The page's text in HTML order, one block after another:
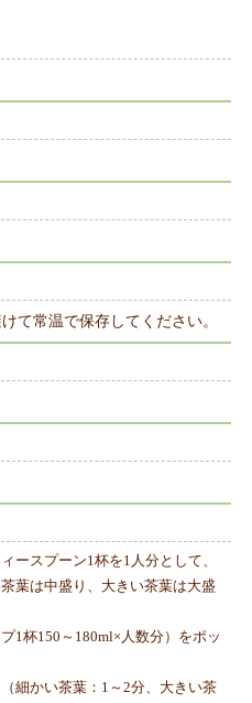
て常温で保存してください。
ースプーン1杯を1人分として、
葉は中盛り、大きい茶葉は大盛
1杯150～180ml×人数分）をポッ
細かい茶葉：1～2分、大きい茶